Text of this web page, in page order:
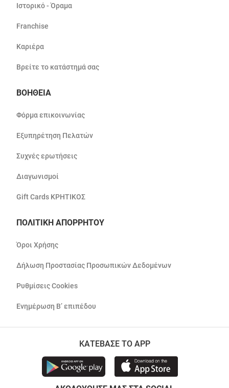
Ιστορικό - Όραμα
Franchise
Καριέρα
Βρείτε το κατάστημά σας
ΒΟΗΘΕΙΑ
Φόρμα επικοινωνίας
Εξυπηρέτηση Πελατών
Συχνές ερωτήσεις
Διαγωνισμοί
Gift Cards ΚΡΗΤΙΚΟΣ
ΠΟΛΙΤΙΚΗ ΑΠΟΡΡΗΤΟΥ
Όροι Χρήσης
Δήλωση Προστασίας Προσωπικών Δεδομένων
Ρυθμίσεις Cookies
Ενημέρωση Β’ επιπέδου
ΚΑΤΕΒΑΣΕ ΤΟ APP